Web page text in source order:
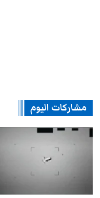
مشاركات اليوم